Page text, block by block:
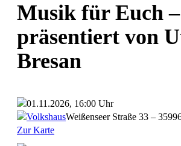
Musik für Euch –
präsentiert von
Bresan
01.11.2026, 16:00 Uhr
VolkshausWeißenseer Straße 33 – 35
Zur Karte